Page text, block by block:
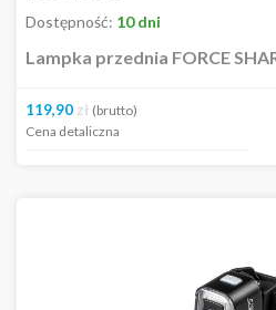
Dostępność: 10 dni
Lampka przednia FORCE
119,90 zł (brutto)
Cena detaliczna